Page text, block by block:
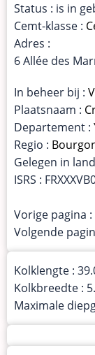
Status : is in
Cemt-klasse :
Adres :
6 Allée des
In beheer bij :
Plaatsnaam :
Departement :
Regio :
Gelegen in
ISRS :
Vorige pagina :
Volgende
Kolklengte :
Kolkbreedte :
Maximale